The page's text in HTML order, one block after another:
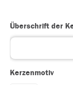
Überschrift der
Kerzenmotiv